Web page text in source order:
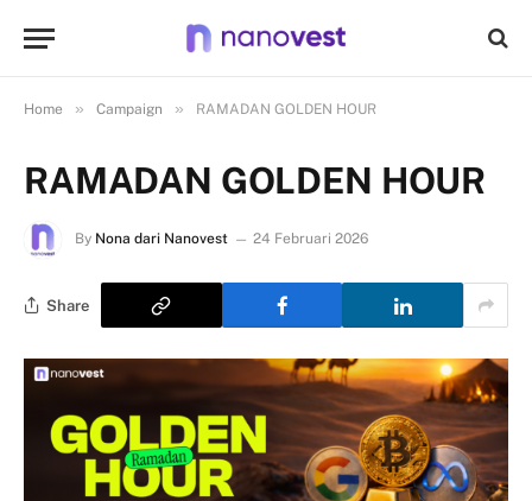
Home » Campaign » RAMADAN GOLDEN HOUR
RAMADAN GOLDEN HOUR
By Nona dari Nanovest 24 Februari 2026
Share